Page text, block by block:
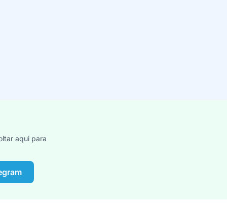
aqui para